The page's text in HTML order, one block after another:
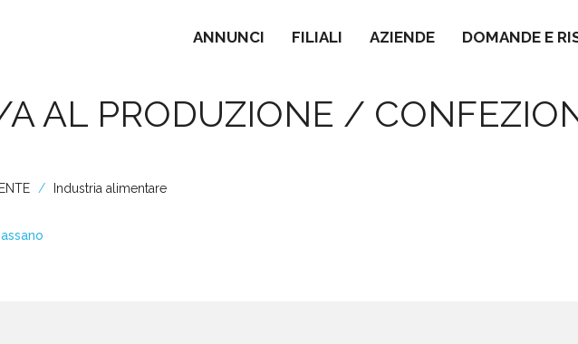
ANNUNCI FILIALI AZIENDE DOMANDE E
AL PRODUZIONE /
Industria alimentare